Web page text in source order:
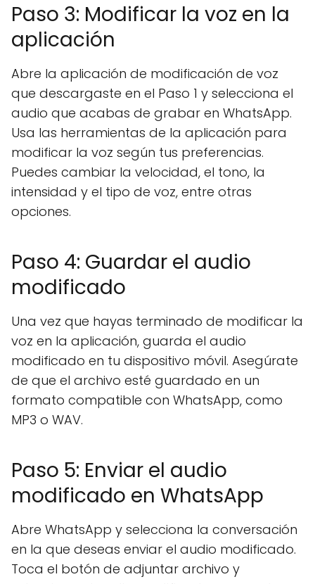
Paso 3: Modificar la voz en la
aplicación
Abre la aplicación de modificación de voz
que descargaste en el Paso 1 y selecciona el
audio que acabas de grabar en WhatsApp.
Usa las herramientas de la aplicación para
modificar la voz según tus preferencias.
Puedes cambiar la velocidad, el tono, la
intensidad y el tipo de voz, entre otras
opciones.
Paso 4: Guardar el audio
modificado
Una vez que hayas terminado de modificar la
voz en la aplicación, guarda el audio
modificado en tu dispositivo móvil. Asegúrate
de que el archivo esté guardado en un
formato compatible con WhatsApp, como
MP3 o WAV.
Paso 5: Enviar el audio
modificado en WhatsApp
Abre WhatsApp y selecciona la conversación
en la que deseas enviar el audio modificado.
Toca el botón de adjuntar archivo y